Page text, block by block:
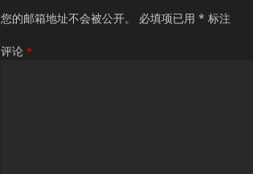
您的邮箱地址不会被公开。 必填项已用 * 标注
评论 *